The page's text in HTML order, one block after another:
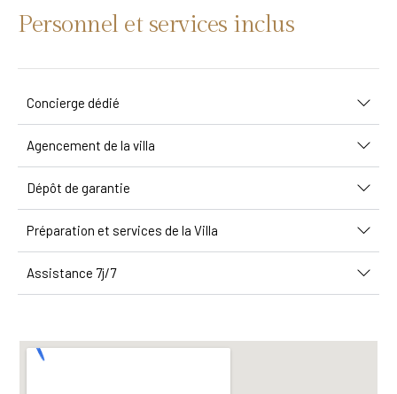
Personnel et services inclus
Concierge dédié
Agencement de la villa
Dépôt de garantie
Préparation et services de la Villa
Assistance 7j/7